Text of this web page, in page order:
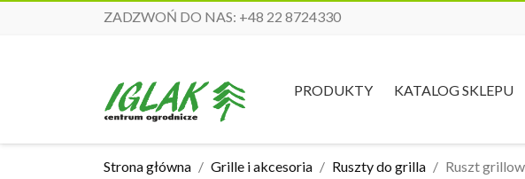
ZADZWOŃ DO NAS: +48 22 8724330
PRODUKTY KATALOG SKLEPU
Strona główna Grille i akcesoria Ruszty do grilla Ruszt